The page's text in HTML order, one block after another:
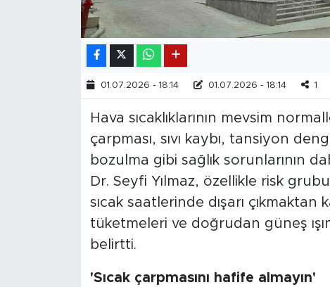
01.07.2026 - 18:14 01.07.2026 - 18:14 1
Hava sıcaklıklarının mevsim
çarpması, sıvı kaybı, tansiyon
bozulma gibi sağlık sorunlarının
Dr. Seyfi Yılmaz, özellikle risk
sıcak saatlerinde dışarı çıkmaktan
tüketmeleri ve doğrudan güneş
belirtti.
'Sıcak çarpmasını hafife almayın'